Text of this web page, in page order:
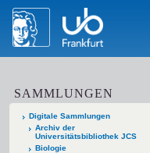
SAMMLUNGEN
Digitale Sammlungen
Archiv der
Universitätsbibliothek JCS
Biologie